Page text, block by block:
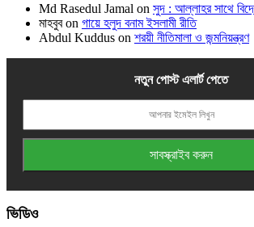
Md Rasedul Jamal on সুদ : আল্লাহর সাথে
মাহবুবon গায়ে হলুদ বনাম ইসলামী রীতি
Abdul Kuddus on শরয়ী নীতিমালা ও জন্মনিয়ন্ত্রণ
নতুন পোস্ট এলার্ট পেতে
ভিডিও